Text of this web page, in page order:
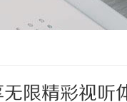
限精彩视听